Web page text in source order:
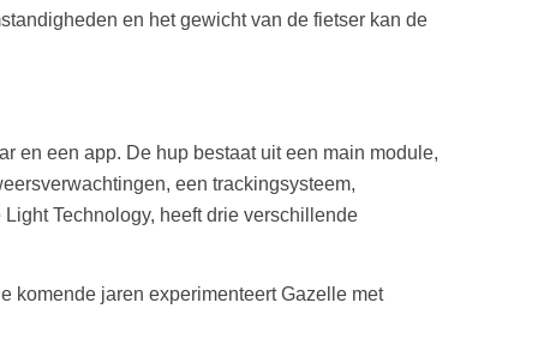
en het gewicht van de fietser kan de
en een app. De hup bestaat uit een main module,
een trackingsysteem,
Technology, heeft drie verschillende
komende jaren experimenteert Gazelle met